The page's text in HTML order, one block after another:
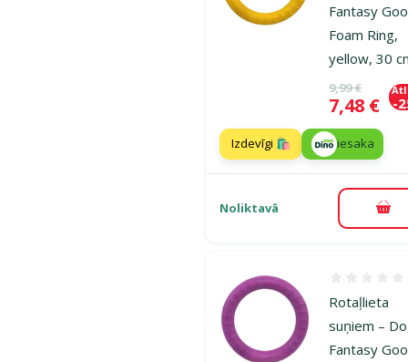
Fantasy
Foam Ring,
yellow, 30
Oriģinālā
9,99 €
Cena
7,48 € -
Izdevīgi 🛍️ iesaka
Noliktavā
Rotaļlieta
suņiem –
Fantasy